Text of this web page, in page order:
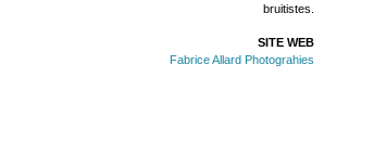
bruitistes.
SITE WEB
Fabrice Allard Photograhies